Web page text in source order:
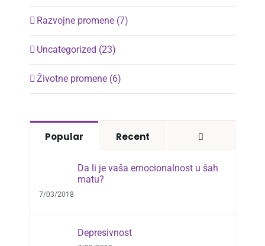
Razvojne promene (7)
Uncategorized (23)
Životne promene (6)
Popular Recent
Da li je vaša emocionalnost u šah
matu?
7/03/2018
Depresivnost